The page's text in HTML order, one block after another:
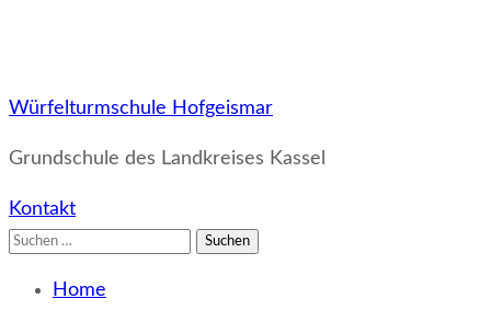
Würfelturmschule Hofgeismar
Grundschule des Landkreises Kassel
Kontakt
Suchen
Home